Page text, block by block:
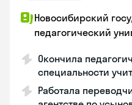
Новосибирский
педагогический
Окончила
специальности
Работала